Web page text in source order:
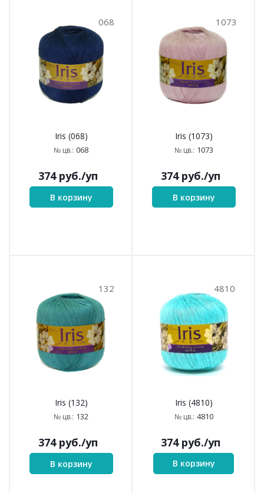
068
Iris (068)
№ цв.: 068
374руб./уп
В корзину
1073
Iris (1073)
№ цв.: 1073
374руб./уп
В корзину
132
Iris (132)
№ цв.: 132
374руб./уп
В корзину
4810
Iris (4810)
№ цв.: 4810
374руб./уп
В корзину